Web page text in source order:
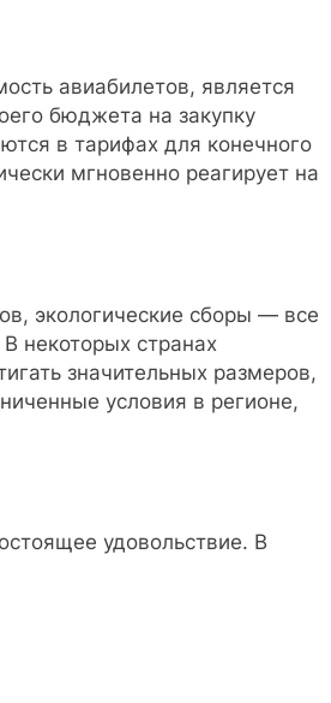
авиабилетов, является
бюджета на закупку
в тарифах для конечного
мгновенно реагирует на
экологические сборы — все
некоторых странах
значительных размеров,
условия в регионе,
удовольствие. В